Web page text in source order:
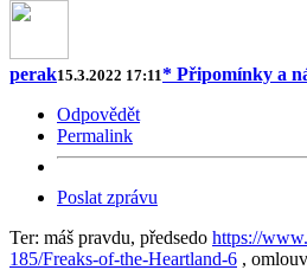
perak15.3.2022 17:11* Připomínky a
Odpovědět
Permalink
Poslat zprávu
Ter: máš pravdu, předsedo https://
185/Freaks-of-the-Heartland-6 ,